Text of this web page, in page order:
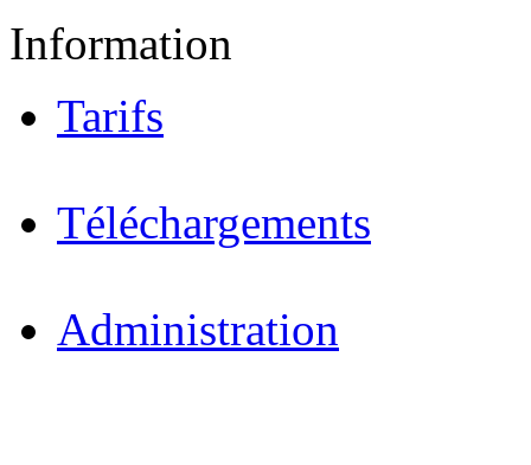
Information
Tarifs
Téléchargements
Administration